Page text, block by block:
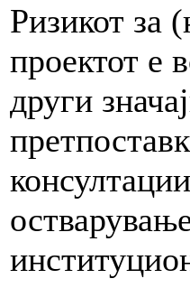
Ризикот за
проектот е
други